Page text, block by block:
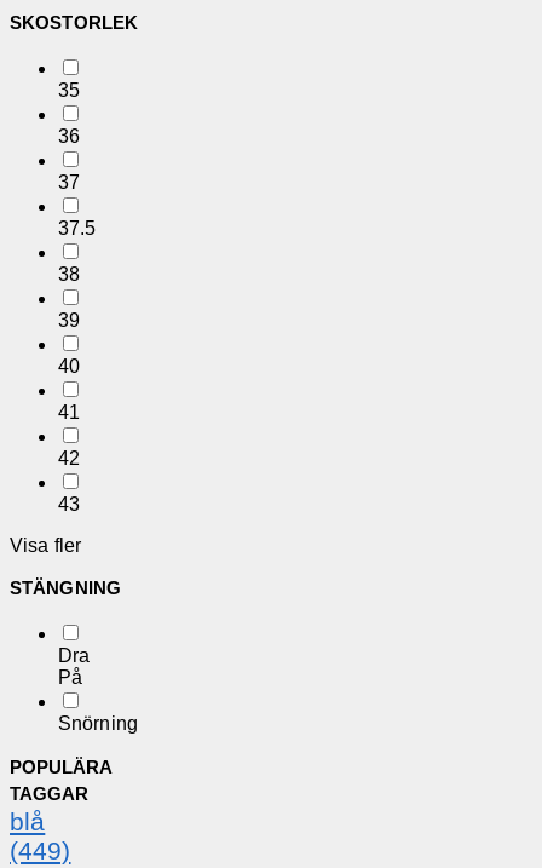
SKOSTORLEK
35
36
37
37.5
38
39
40
41
42
43
Visa fler
STÄNGNING
Dra
På
Snörning
POPULÄRA
TAGGAR
blå
(449)